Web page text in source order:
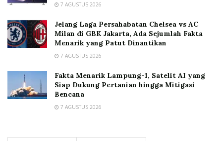
7 AGUSTUS 2026
Jelang Laga Persahabatan Chelsea vs AC
Milan di GBK Jakarta, Ada Sejumlah Fakta
Menarik yang Patut Dinantikan
7 AGUSTUS 2026
Fakta Menarik Lampung-1, Satelit AI yang
Siap Dukung Pertanian hingga Mitigasi
Bencana
7 AGUSTUS 2026